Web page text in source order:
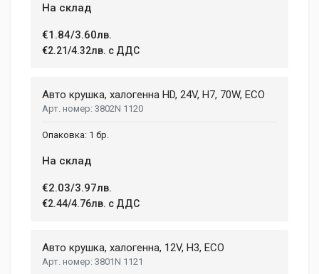
На склад
€1.84/3.60лв.
€2.21/4.32лв. с ДДС
Авто крушка, халогенна HD, 24V, H7, 70W, ECO
3802N 1120
1 бр.
На склад
€2.03/3.97лв.
€2.44/4.76лв. с ДДС
Авто крушка, халогенна, 12V, H3, ECO
3801N 1121